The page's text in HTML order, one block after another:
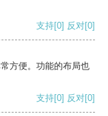
支持[0] 反对[0]
方便。功能的布局也
支持[0] 反对[0]